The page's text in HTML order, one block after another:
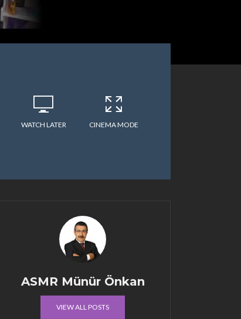
WATCH LATER CINEMA MODE
ASMR Münür Önkan
VIEW ALL POSTS